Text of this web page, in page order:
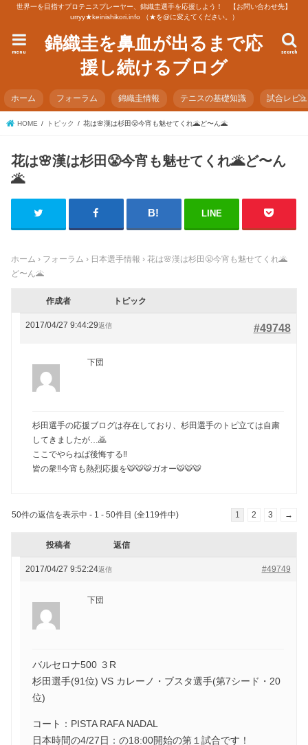
世界一を目指すプロテニスプレーヤー、錦織圭選手を応援しよう！ 【お問い合わせ先】
urryy★keinishikori.info （★を@に変えてください。）
錦織圭を鼻血が出るまで応
援し続けるブログ
search
menu
ホーム フォーラム 錦織圭情報 テニスの基礎知識 試合レビ
HOME トピック 花は🌸漢は杉田😤今宵も魅せてくれ🌋ど〜ん🌋
花は🌸漢は杉田😤今宵も魅せてくれ🌋ど〜ん
🌋
LINE
ホーム › フォーラム › 日本選手情報 › 花は🌸漢は杉田😤今宵も魅せてくれ🌋
ど〜ん🌋
作成者 トピック
2017/04/27 9:44:29 #49748
返信
下団
杉田選手の応援ブログは存在しており、杉田選手のトピ立ては自粛
してきましたが…🙇
ここでやらねば後悔する‼️
皆の衆‼️今宵も熱烈応援を🐯🐯🐯ガオー🐯🐯🐯
50件の返信を表示中 - 1 - 50件目 (全119件中) 1 2 3 →
投稿者 返信
2017/04/27 9:52:24 #49749
返信
下団
バルセロナ500 ３R
杉田選手(91位) VS カレーノ・ブスタ選手(第7シード・20
位)
コート：PISTA RAFA NADAL
日本時間の4/27日：の18:00開始の第１試合です！